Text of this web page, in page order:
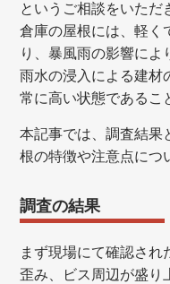
というご相談をいただ
倉庫の屋根には、軽く
り、暴風雨の影響によ
雨水の浸入による建材
常に高い状態であるこ
本記事では、調査結果
根の特徴や注意点につ
調査の結果
まず現場にて確認され
歪み、ビス周辺が盛り